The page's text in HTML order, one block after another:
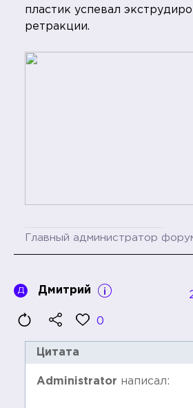
пластик успевал
ретракции.
Главный администратор
Д Дмитрий
0
Цитата
Administrator написал: